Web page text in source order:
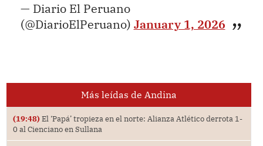
— Diario El Peruano
(@DiarioElPeruano) January 1, 2026
Más leídas de Andina
(19:48) El ‘Papá’ tropieza en el norte: Alianza Atlético derrota 1-
0 al Cienciano en Sullana